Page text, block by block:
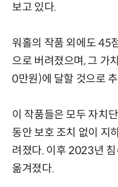
보고 있다.
워홀의 작품 외에도 45
으로 버려졌으며, 그
0만원)에 달할 것으로
이 작품들은 모두 자치
동안 보호 조치 없이 지
려졌다. 이후 2023년
옮겨졌다.